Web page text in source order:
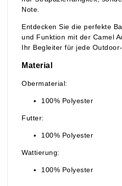
Note.
Entdecken Sie die perfekte
und Funktion mit der Camel
Ihr Begleiter für jede
Material
Obermaterial:
100% Polyester
Futter:
100% Polyester
Wattierung:
100% Polyester